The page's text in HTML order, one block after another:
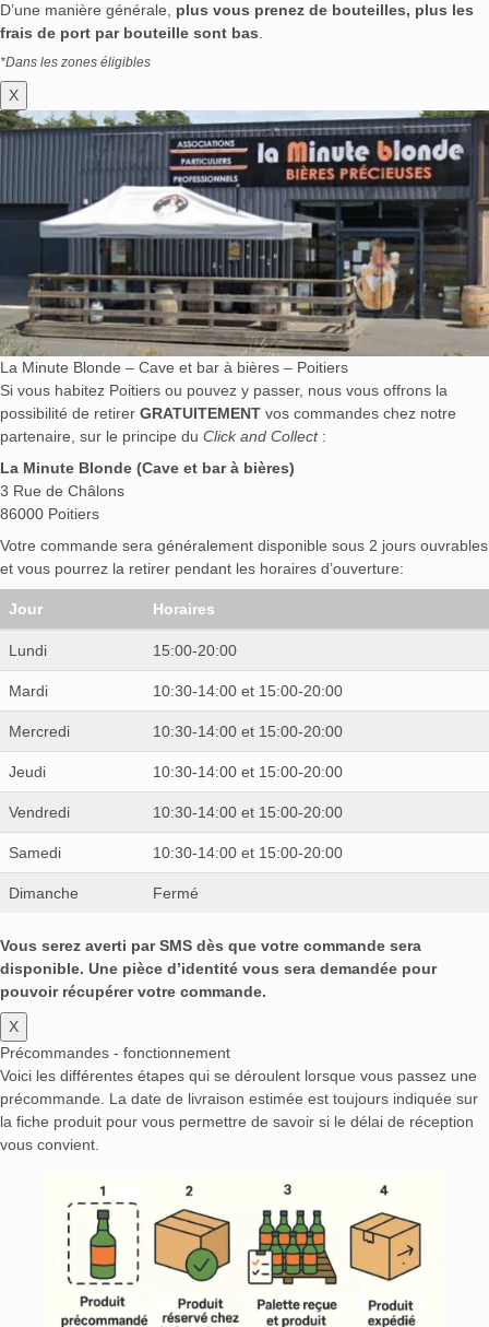
D’une manière générale, plus vous prenez de bouteilles, plus les
frais de port par bouteille sont bas.
*Dans les zones éligibles
X
La Minute Blonde – Cave et bar à bières – Poitiers
Si vous habitez Poitiers ou pouvez y passer, nous vous offrons la
possibilité de retirer GRATUITEMENT vos commandes chez notre
partenaire, sur le principe du Click and Collect:
La Minute Blonde (Cave et bar à bières)
3 Rue de Châlons
86000 Poitiers
Votre commande sera généralement disponible sous 2 jours ouvrables
et vous pourrez la retirer pendant les horaires d’ouverture:
Jour Horaires
Lundi 15:00-20:00
Mardi 10:30-14:00 et 15:00-20:00
Mercredi 10:30-14:00 et 15:00-20:00
Jeudi 10:30-14:00 et 15:00-20:00
Vendredi 10:30-14:00 et 15:00-20:00
Samedi 10:30-14:00 et 15:00-20:00
Dimanche Fermé
Vous serez averti par SMS dès que votre commande sera
disponible. Une pièce d’identité vous sera demandée pour
pouvoir récupérer votre commande.
X
Précommandes - fonctionnement
Voici les différentes étapes qui se déroulent lorsque vous passez une
précommande. La date de livraison estimée est toujours indiquée sur
la fiche produit pour vous permettre de savoir si le délai de réception
vous convient.